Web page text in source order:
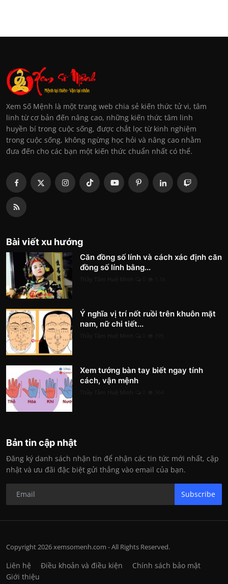
Xem Số Mệnh là một trang web chia sẻ kiến thức tử vi, tâm
linh từ cơ bản đến nâng cao, những kiến thức tâm linh
huyền bí trong cuộc sống, được chắt lọc từ kinh nghiệm
trong cuộc sống, không ngừng học hỏi và nâng cao nhằm
đưa đến cho các bạn một kiến thức chuẩn nhất có thể.
Bài viết xu hướng
Căn đồng số lính và cách xác định căn
đồng số lính bằng...
Ý nghĩa vị trí nốt ruồi trên khuôn mặt
nam, nữ chi tiết...
Xem tướng bàn tay biết ngay tính
cách, vận mệnh
Bản tin cập nhật
Đăng ký danh sách nhận tin để nhận các tin tức mới nhất, cập
nhật và ưu đãi đặc biệt gửi thẳng vào email của bạn.
Subscribe
Copyright 2026 xemsomenh.com - All Rights Reserved.
Liên hệ Điều khoản và điều kiện
Chính sách bảo mật
Giới thiệu